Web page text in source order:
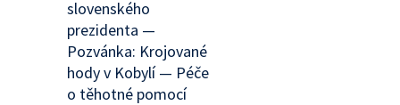
slovenského
prezidenta —
Pozvánka: Krojované
hody v Kobylí — Péče
o těhotné pomocí